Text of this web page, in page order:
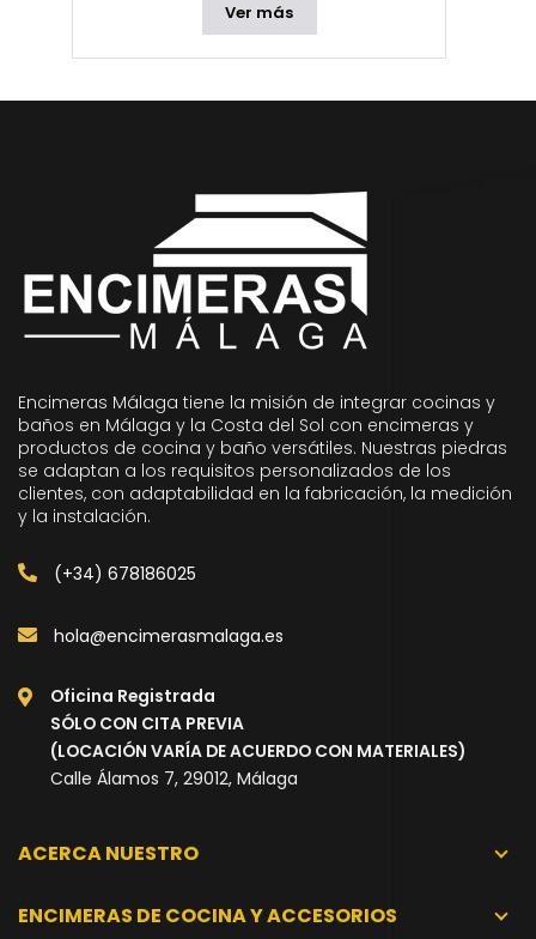
Ver más
Encimeras Málaga tiene la misión de integrar cocinas y
baños en Málaga y la Costa del Sol con encimeras y
productos de cocina y baño versátiles. Nuestras piedras
se adaptan a los requisitos personalizados de los
clientes, con adaptabilidad en la fabricación, la medición
y la instalación.
(+34) 678186025
hola@encimerasmalaga.es
Oficina Registrada
SÓLO CON CITA PREVIA
(LOCACIÓN VARÍA DE ACUERDO CON MATERIALES)
Calle Álamos 7, 29012, Málaga
ACERCA NUESTRO
ENCIMERAS DE COCINA Y ACCESORIOS